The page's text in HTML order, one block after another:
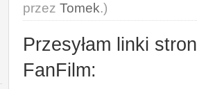
przez Tomek.)
Przesyłam linki
FanFilm: